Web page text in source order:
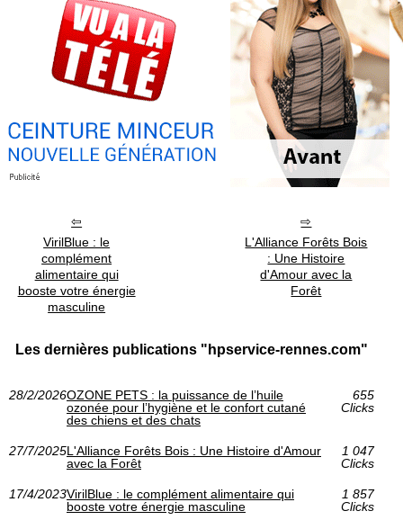
VirilBlue : le
complément
alimentaire qui
booste votre énergie
masculine
L'Alliance Forêts Bois
: Une Histoire
d'Amour avec la
Forêt
Les dernières publications "hpservice-rennes.com"
28/2/2026OZONE PETS : la puissance de l’huile
ozonée pour l’hygiène et le confort cutané
des chiens et des chats
655
Clicks
27/7/2025L'Alliance Forêts Bois : Une Histoire d'Amour
avec la Forêt
1 047
Clicks
17/4/2023VirilBlue : le complément alimentaire qui
booste votre énergie masculine
1 857
Clicks